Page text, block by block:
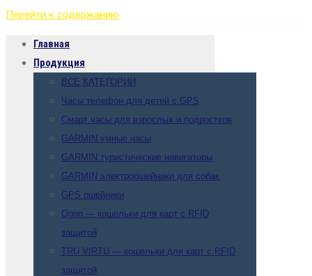
Перейти к содержанию
Главная
Продукция
ВСЕ КАТЕГОРИИ
Часы телефон для детей с GPS
Смарт часы для взрослых и подростков
GARMIN умные часы
GARMIN туристические навигаторы
GARMIN электроошейники для собак
GPS ошейники
Ogon — кошельки для карт с RFID
защитой
TRU VIRTU — кошельки для карт с RFID
защитой